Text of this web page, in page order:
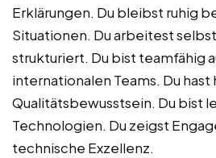
Erklärungen. Du bleibst ruhig
Situationen. Du arbeitest
strukturiert. Du bist teamfähig
internationalen Teams. Du hast
Qualitätsbewusstsein. Du bist
Technologien. Du zeigst
technische Exzellenz.